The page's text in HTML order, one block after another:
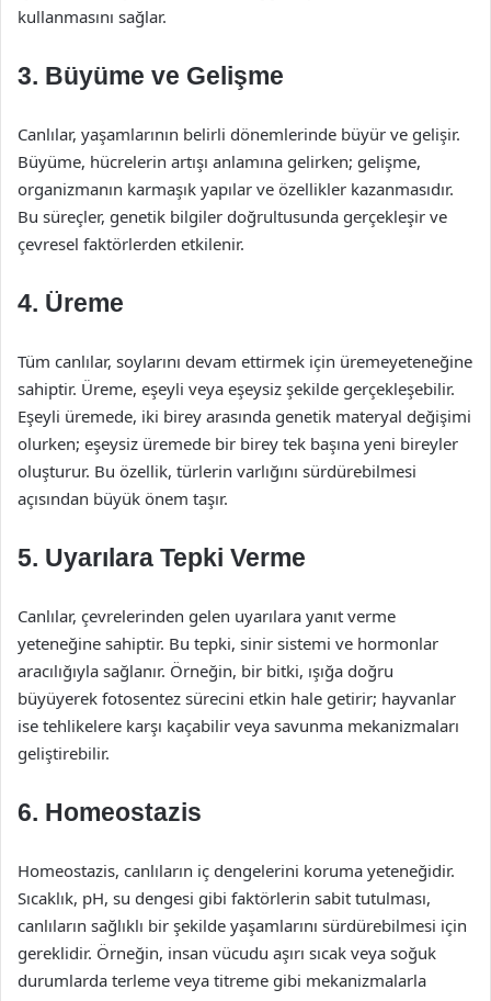
kullanmasını sağlar.
3. Büyüme ve Gelişme
Canlılar, yaşamlarının belirli dönemlerinde büyür ve gelişir.
Büyüme, hücrelerin artışı anlamına gelirken; gelişme,
organizmanın karmaşık yapılar ve özellikler kazanmasıdır.
Bu süreçler, genetik bilgiler doğrultusunda gerçekleşir ve
çevresel faktörlerden etkilenir.
4. Üreme
Tüm canlılar, soylarını devam ettirmek için üremeyeteneğine
sahiptir. Üreme, eşeyli veya eşeysiz şekilde gerçekleşebilir.
Eşeyli üremede, iki birey arasında genetik materyal değişimi
olurken; eşeysiz üremede bir birey tek başına yeni bireyler
oluşturur. Bu özellik, türlerin varlığını sürdürebilmesi
açısından büyük önem taşır.
5. Uyarılara Tepki Verme
Canlılar, çevrelerinden gelen uyarılara yanıt verme
yeteneğine sahiptir. Bu tepki, sinir sistemi ve hormonlar
aracılığıyla sağlanır. Örneğin, bir bitki, ışığa doğru
büyüyerek fotosentez sürecini etkin hale getirir; hayvanlar
ise tehlikelere karşı kaçabilir veya savunma mekanizmaları
geliştirebilir.
6. Homeostazis
Homeostazis, canlıların iç dengelerini koruma yeteneğidir.
Sıcaklık, pH, su dengesi gibi faktörlerin sabit tutulması,
canlıların sağlıklı bir şekilde yaşamlarını sürdürebilmesi için
gereklidir. Örneğin, insan vücudu aşırı sıcak veya soğuk
durumlarda terleme veya titreme gibi mekanizmalarla